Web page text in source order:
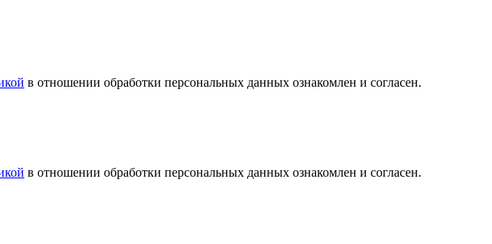
в отношении обработки персональных данных ознакомлен и согласен.
в отношении обработки персональных данных ознакомлен и согласен.